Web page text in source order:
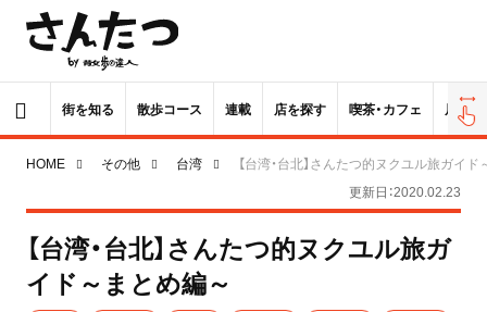
街を知る 散歩コース 連載 店を探す 喫茶・カフェ 居酒屋
HOME その他 台湾
【台湾・台北】さんたつ的ヌクユル旅ガイ
更新日：2020.02.23
【台湾・台北】さんたつ的ヌクユル旅ガ
イド～まとめ編～